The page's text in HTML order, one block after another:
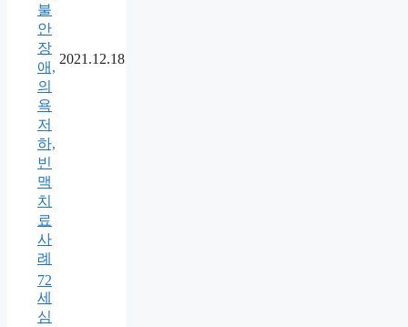
불
안
장
애,
의
욕
저
하,
빈
맥
치
료
사
례
2021.12.18
72
세
심